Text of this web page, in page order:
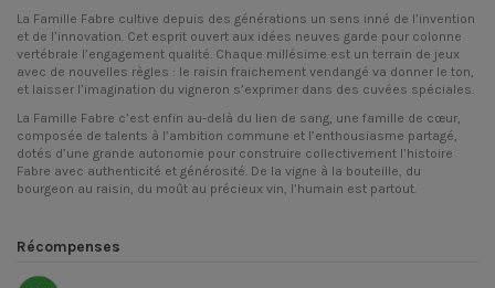
La Famille Fabre cultive depuis des générations un sens inné de l’invention
et de l’innovation. Cet esprit ouvert aux idées neuves garde pour colonne
vertébrale l’engagement qualité. Chaque millésime est un terrain de jeux
avec de nouvelles règles : le raisin fraichement vendangé va donner le ton,
et laisser l’imagination du vigneron s’exprimer dans des cuvées spéciales.
La Famille Fabre c’est enfin au-delà du lien de sang, une famille de cœur,
composée de talents à l’ambition commune et l’enthousiasme partagé,
dotés d’une grande autonomie pour construire collectivement l’histoire
Fabre avec authenticité et générosité. De la vigne à la bouteille, du
bourgeon au raisin, du moût au précieux vin, l’humain est partout.
Récompenses